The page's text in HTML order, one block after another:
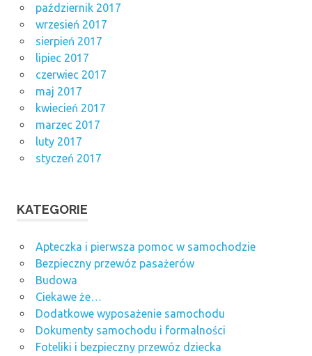
październik 2017
wrzesień 2017
sierpień 2017
lipiec 2017
czerwiec 2017
maj 2017
kwiecień 2017
marzec 2017
luty 2017
styczeń 2017
KATEGORIE
Apteczka i pierwsza pomoc w samochodzie
Bezpieczny przewóz pasażerów
Budowa
Ciekawe że…
Dodatkowe wyposażenie samochodu
Dokumenty samochodu i formalności
Foteliki i bezpieczny przewóz dziecka